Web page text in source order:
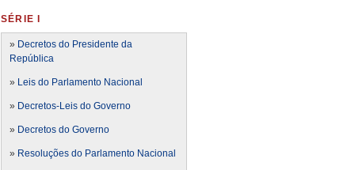
SÉRIE I
» Decretos do Presidente da
República
» Leis do Parlamento Nacional
» Decretos-Leis do Governo
» Decretos do Governo
» Resoluções do Parlamento Nacional